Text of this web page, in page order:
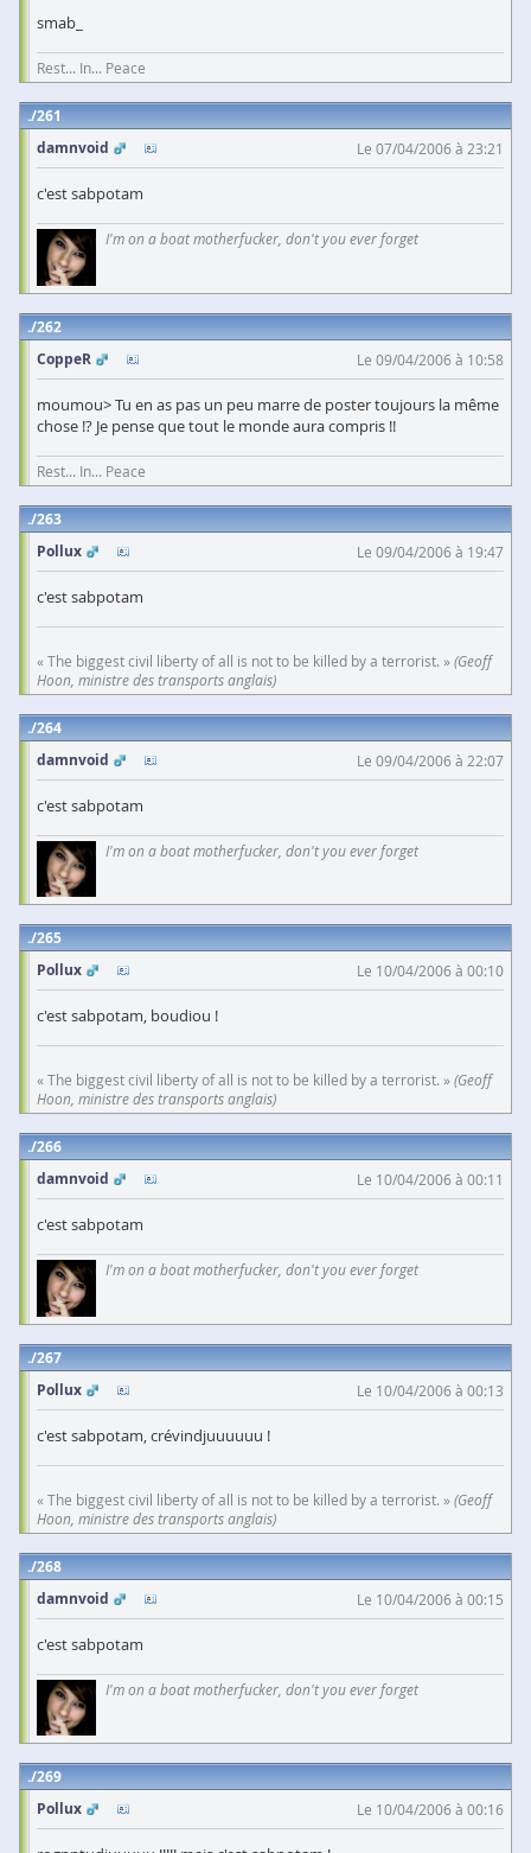
smab_
Rest... In... Peace
261
damnvoid
Le 07/04/2006 à 23:21
c'est sabpotam
I'm on a boat motherfucker, don't you ever forget
262
CoppeR
Le 09/04/2006 à 10:58
moumou> Tu en as pas un peu marre de poster toujours la même
chose !? Je pense que tout le monde aura compris !!
Rest... In... Peace
263
Pollux
Le 09/04/2006 à 19:47
c'est sabpotam
« The biggest civil liberty of all is not to be killed by a terrorist. »(Geoff
Hoon, ministre des transports anglais)
264
damnvoid
Le 09/04/2006 à 22:07
c'est sabpotam
I'm on a boat motherfucker, don't you ever forget
265
Pollux
Le 10/04/2006 à 00:10
c'est sabpotam, boudiou !
« The biggest civil liberty of all is not to be killed by a terrorist. »(Geoff
Hoon, ministre des transports anglais)
266
damnvoid
Le 10/04/2006 à 00:11
c'est sabpotam
I'm on a boat motherfucker, don't you ever forget
267
Pollux
Le 10/04/2006 à 00:13
c'est sabpotam, crévindjuuuuuu !
« The biggest civil liberty of all is not to be killed by a terrorist. »(Geoff
Hoon, ministre des transports anglais)
268
damnvoid
Le 10/04/2006 à 00:15
c'est sabpotam
I'm on a boat motherfucker, don't you ever forget
269
Pollux
Le 10/04/2006 à 00:16